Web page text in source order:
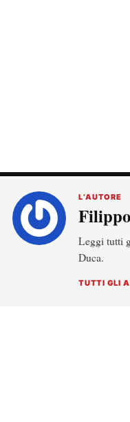
L’AUTORE
Leggi tutti
Duca.
TUTTI GLI